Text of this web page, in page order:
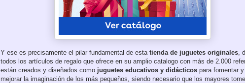
Y ese es precisamente el pilar fundamental de esta tienda de juguetes originales ,
todos los artículos de regalo que ofrece en su amplio catalogo con más de 2.000
están creados y diseñados como juguetes educativos y didácticos para fomentar y
mejorar la imaginación de los más pequeños, siendo necesario que los mayores